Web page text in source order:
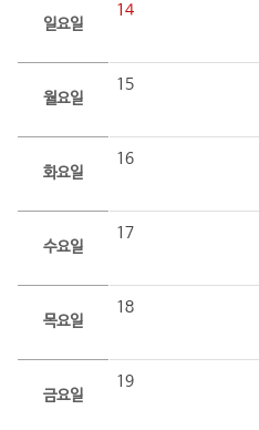
일요일
14
월요일
15
화요일
16
수요일
17
목요일
18
금요일
19